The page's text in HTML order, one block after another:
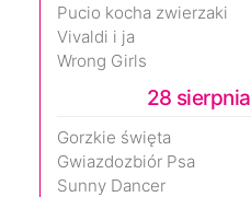
Pucio kocha zwierzaki
Vivaldi i ja
Wrong Girls
28 sierpnia
Gorzkie święta
Gwiazdozbiór Psa
Sunny Dancer